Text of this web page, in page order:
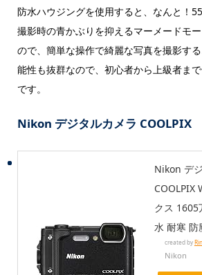
防水ハウジングを使用すると、なんと！
撮影時の青かぶりを抑えるマーメードモ
ので、簡単な操作で綺麗な写真を撮影す
能性も抜群なので、初心者から上級者ま
です。
Nikon デジタルカメラ COOLPIX
Nikon デ
COOLPIX
クス 1605
水 耐寒 防
created by
Nikon